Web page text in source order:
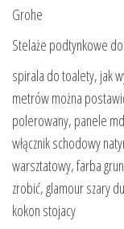
Grohe
Stelaże podtynkowe
spirala do toalety, jak
metrów można
polerowany, panele
włącznik schodowy
warsztatowy, farba
zrobić, glamour szary
kokon stojacy